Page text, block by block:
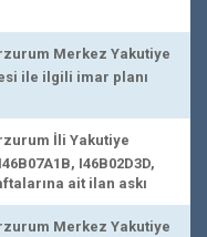
Merkez Yakutiye
ile ilgili imar planı
İli Yakutiye
I46B02D3D,
ait ilan askı
Merkez Yakutiye